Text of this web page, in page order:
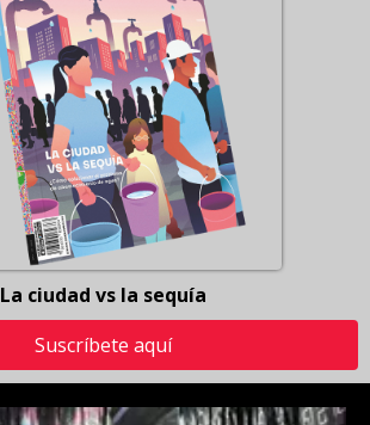
La ciudad vs la sequía
Suscríbete aquí